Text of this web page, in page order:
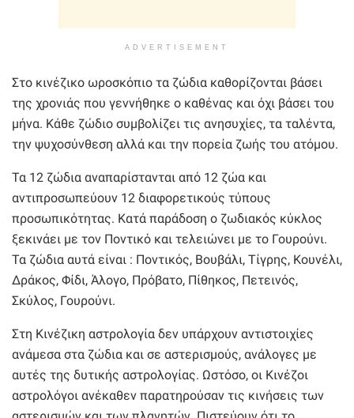
ADVERTISEMENT
Στο κινέζικο ωροσκόπιο τα ζώδια καθορίζονται βάσει
της χρονιάς που γεννήθηκε ο καθένας και όχι βάσει του
μήνα. Κάθε ζώδιο συμβολίζει τις ανησυχίες, τα ταλέντα,
την ψυχοσύνθεση αλλά και την πορεία ζωής του ατόμου.
Τα 12 ζώδια αναπαρίστανται από 12 ζώα και
αντιπροσωπεύουν 12 διαφορετικούς τύπους
προσωπικότητας. Κατά παράδοση ο ζωδιακός κύκλος
ξεκινάει με τον Ποντικό και τελειώνει με το Γουρούνι.
Τα ζώδια αυτά είναι : Ποντικός, Βουβάλι, Τίγρης, Κουνέλι,
Δράκος, Φίδι, Άλογο, Πρόβατο, Πίθηκος, Πετεινός,
Σκύλος, Γουρούνι.
Στη Κινέζικη αστρολογία δεν υπάρχουν αντιστοιχίες
ανάμεσα στα ζώδια και σε αστερισμούς, ανάλογες με
αυτές της δυτικής αστρολογίας. Ωστόσο, οι Κινέζοι
αστρολόγοι ανέκαθεν παρατηρούσαν τις κινήσεις των